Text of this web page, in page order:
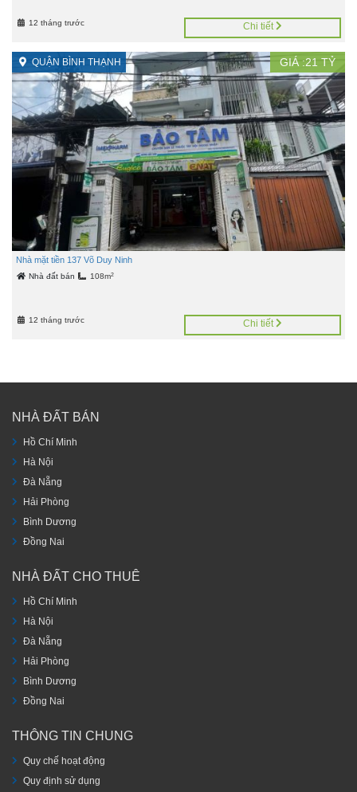
12 tháng trước Chi tiết
QUẬN BÌNH THẠNH GIÁ :21 TỶ
Nhà mặt tiền 137 Võ Duy Ninh
Nhà đất bán 108m2
12 tháng trước Chi tiết
NHÀ ĐẤT BÁN
Hồ Chí Minh
Hà Nội
Đà Nẵng
Hải Phòng
Bình Dương
Đồng Nai
NHÀ ĐẤT CHO THUÊ
Hồ Chí Minh
Hà Nội
Đà Nẵng
Hải Phòng
Bình Dương
Đồng Nai
THÔNG TIN CHUNG
Quy chế hoạt động
Quy định sử dụng